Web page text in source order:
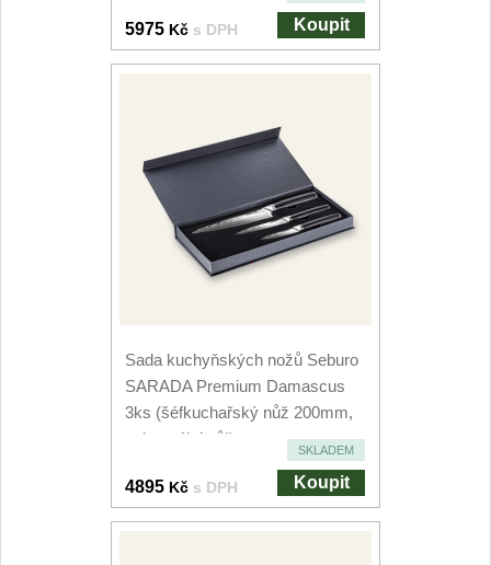
Záchranářské 4
Ostření nožů
Ostřiče nožů 8
5975 Kč s DPH Koupit
Sada kuchyňských nožů Seburo
SARADA Premium Damascus
3ks (šéfkuchařský nůž 200mm,
univerzální nůž...
SKLADEM
4895 Kč s DPH Koupit